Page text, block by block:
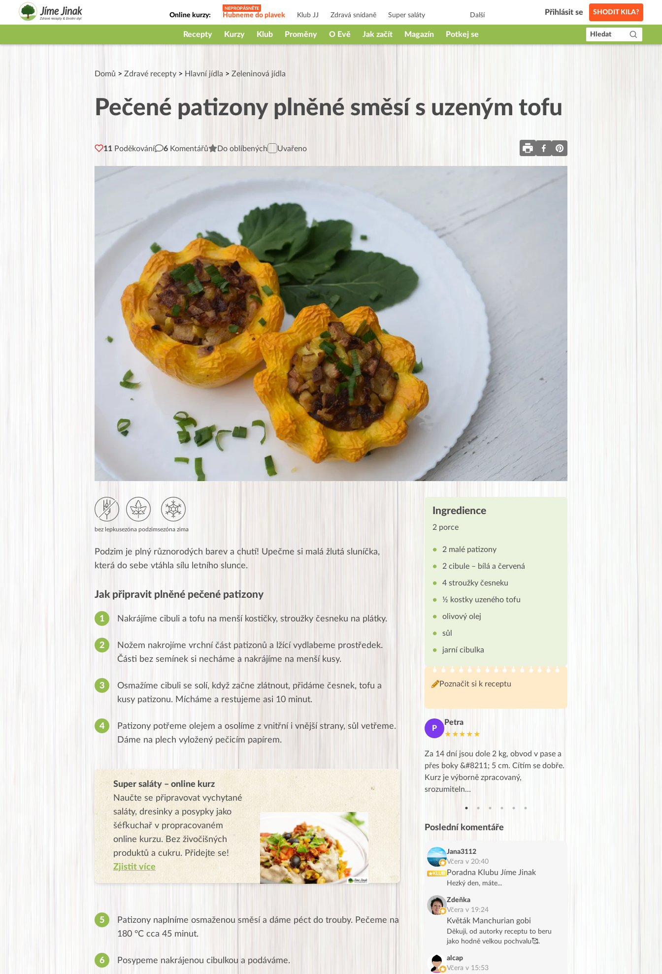
Online kurzy: Hubneme do plavek Klub JJ Zdravá snídaně Super saláty
Jak na babičky
Další Přihlásit se SHODIT KILA?
Recepty Kurzy Klub Proměny O Evě Jak začít Magazín Potkej se Hledat
Domů > Zdravé recepty > Hlavní jídla > Zeleninová jídla
Pečené patizony plněné směsí s uzeným tofu
11 Poděkování 6 Komentářů Do oblíbených Uvařeno
bez lepkusezóna podzimsezóna zima
Podzim je plný různorodých barev a chutí! Upečme si malá žlutá sluníčka,
která do sebe vtáhla sílu letního slunce.
Jak připravit plněné pečené patizony
Nakrájíme cibuli a tofu na menší kostičky, stroužky česneku na plátky.
Nožem nakrojíme vrchní část patizonů a lžící vydlabeme prostředek.
Části bez semínek si necháme a nakrájíme na menší kusy.
Osmažíme cibuli se solí, když začne zlátnout, přidáme česnek, tofu a
kusy patizonu. Mícháme a restujeme asi 10 minut.
Patizony potřeme olejem a osolíme z vnitřní i vnější strany, sůl vetřeme.
Dáme na plech vyložený pečicím papírem.
Super saláty – online kurz
Naučte se připravovat vychytané
saláty, dresinky a posypky jako
šéfkuchař v propracovaném
online kurzu. Bez živočišných
produktů a cukru. Přidejte se!
Zjistit více
Patizony naplníme osmaženou směsí a dáme péct do trouby. Pečeme na
180 °C cca 45 minut.
Posypeme nakrájenou cibulkou a podáváme.
Ingredience
2 porce
2 malé patizony
2 cibule – bílá a červená
4 stroužky česneku
½ kostky uzeného tofu
olivový olej
sůl
jarní cibulka
Poznačit si k receptu
J
Jana
uznání pro hlavní dvojici Peťa a Gábi!! 👏
P
Petra
★★★★★
Za 14 dní jsou dole 2 kg, obvod v pase a
přes boky &#8211; 5 cm. Cítím se dobře.
Kurz je výborně zpracovaný,
srozumiteln…
Poslední komentáře
KLUB
Jana3112
Včera v 20:40
Poradna Klubu Jíme Jinak
Hezký den, máte...
Zdeňka
Včera v 19:24
Květák Manchurian gobi
Děkuji, od autorky receptu to beru
jako hodně velkou pochvalu🥰.
alcap
Včera v 15:53